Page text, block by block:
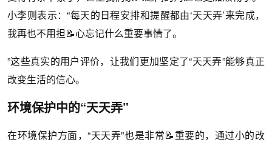
小李则表示：“每天的日程安排和提醒都由‘天天弄’来完成，
我再也不用担📝心忘记什么重要事情了。
”这些真实的用户评价，让我们更加坚定了“天天弄”能够真正
改变生活的信心。
环境保护中的“天天弄”
在环境保护方面，“天天弄”也是非常📝重要的，通过小的改